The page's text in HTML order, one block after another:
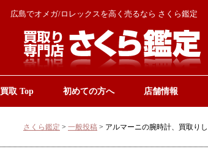
広島でオメガ/ロレックスを高く売るなら さくら鑑定
買取 Top 初めての方へ 店舗情報
さくら鑑定 > 一般投稿 > アルマーニの腕時計、買取り